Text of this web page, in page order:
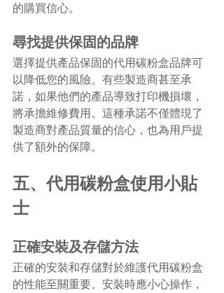
的購買信心。
尋找提供保固的品牌
選擇提供產品保固的代用碳粉盒品牌可
以降低您的風險。有些製造商甚至承
諾，如果他們的產品導致打印機損壞，
將承擔維修費用。這種承諾不僅體現了
製造商對產品質量的信心，也為用戶提
供了額外的保障。
五、代用碳粉盒使用小貼
士
正確安裝及存儲方法
正確的安裝和存儲對於維護代用碳粉盒
的性能至關重要。安裝時應小心操作，